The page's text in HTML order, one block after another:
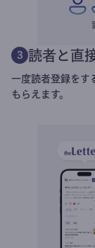
3 読者と直
一度読者登録をす
もらえます。